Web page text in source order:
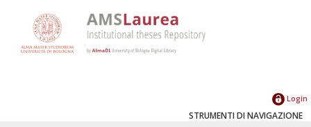
Login
STRUMENTI DI NAVIGAZIONE